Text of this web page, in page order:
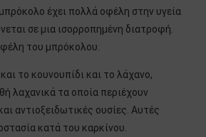
έχει πολλά οφέλη στην υγεία
σε μια ισορροπημένη διατροφή.
του μπρόκολου.
το κουνουπίδι και το λάχανο,
λαχανικά τα οποία περιέχουν
αντιοξειδωτικές ουσίες. Αυτές
κατά του καρκίνου.